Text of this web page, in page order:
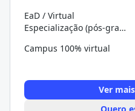
EaD / Virtual
Especialização (pós-graduação)
Campus 100% virtual
Ver